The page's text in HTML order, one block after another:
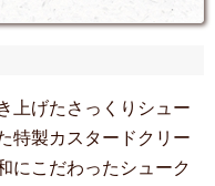
上げたさっくりシュー
特製カスタードクリー
にこだわったシューク